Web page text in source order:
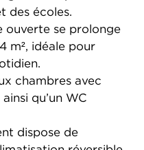
des écoles.
ouverte se prolonge
m², idéale pour
chambres avec
qu’un WC
dispose de